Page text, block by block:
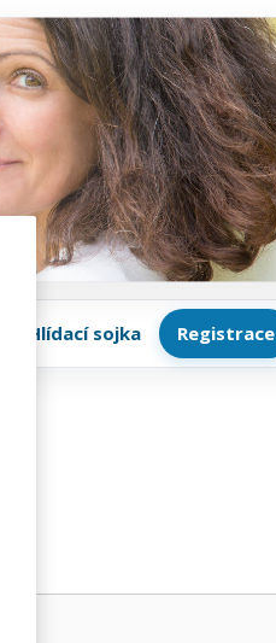
Hlídací sojka Registrace